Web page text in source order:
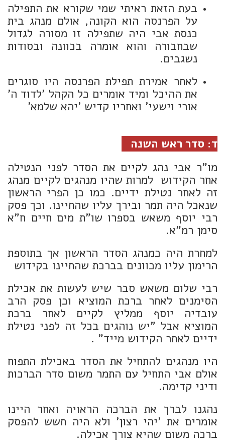
בעת הזאת ראיתי שמי שקורא את התפילה
על הפרנסה הוא הקונה, אולם מנהג בית
כנסת אבי היה שתפילה זו מסורה לגדול
שבחבורה והוא אומרה בכוונה ובסודות
נשגבים.
לאחר אמירת תפילת הפרנסה היו סוגרים
את ההיכל ומיד אומרים כל הקהל 'לדוד ה'
אורי וישעי' ואחריו קדיש 'יהא שלמא'
ד: סדר ראש השנה
מו"ר אבי נהג לקיים את הסדר לפני הנטילה
אחר הקידוש למרות שהיו מנהגים לקיים מנהג
זה לאחר נטילת ידיים. כמו כן הפרי הראשון
שנאכל היה תמר ובירך עליו שהחיינו. וכך פסק
רבי יוסף משאש בספרו שו"ת מים חיים ח"א
סימן רמ"א.
למחרת היה כמנהג הסדר הראשון אך בתוספת
הרימון עליו מכוונים בברכת שהחיינו בקידוש
רבי שלום משאש סבר שיש לעשות את אכילת
הסימנים לאחר ברכת המוציא וכן פסק הרב
עובדיה יוסף ממליץ לקיים לאחר ברכת
המוציא אבל "יש נוהגים בכל זה לפני נטילת
ידיים לאחר הקידוש מייד" .
היו מנהגים להתחיל את הסדר באכילת התפוח
אולם אבי התחיל עם התמר משום סדר הברכות
ודיני קדימה.
נהגנו לברך את הברכה הראויה ואחר היינו
אומרים את 'יהי רצון' ולא היה חשש להפסק
ברכה משום שהיא צורך אכילה.